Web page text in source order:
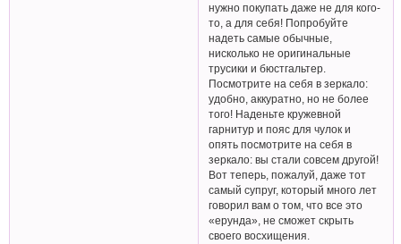
нужно покупать даже не для кого-
то, а для себя! Попробуйте
надеть самые обычные,
нисколько не оригинальные
трусики и бюстгальтер.
Посмотрите на себя в зеркало:
удобно, аккуратно, но не более
того! Наденьте кружевной
гарнитур и пояс для чулок и
опять посмотрите на себя в
зеркало: вы стали совсем другой!
Вот теперь, пожалуй, даже тот
самый супруг, который много лет
говорил вам о том, что все это
«ерунда», не сможет скрыть
своего восхищения.